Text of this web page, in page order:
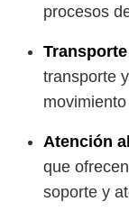
procesos
transporte
Atención
que
soporte y